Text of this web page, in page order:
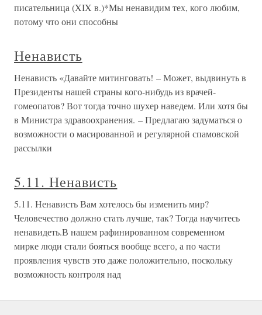
писательница (XIX в.)*Мы ненавидим тех, кого любим,
потому что они способны
Ненависть
Ненависть «Давайте митинговать! – Может, выдвинуть в
Президенты нашей страны кого-нибудь из врачей-
гомеопатов? Вот тогда точно шухер наведем. Или хотя бы
в Министра здравоохранения. – Предлагаю задуматься о
возможности о масированной и регулярной спамовской
рассылки
5.11. Ненависть
5.11. Ненависть Вам хотелось бы изменить мир?
Человечество должно стать лучше, так? Тогда научитесь
ненавидеть.В нашем рафинированном современном
мирке люди стали бояться вообще всего, а по части
проявления чувств это даже положительно, поскольку
возможность контроля над